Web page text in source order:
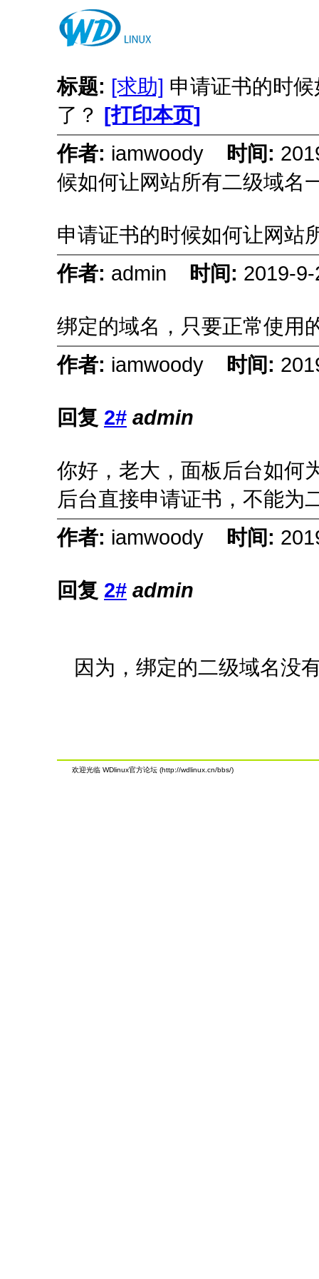
标题: [求助] 申请证书的时
了？ [打印本页]
作者: iamwoody 时间:
候如何让网站所有二级域名
申请证书的时候如何让网站
作者: admin 时间: 2019-
绑定的域名，只要正常使用
作者: iamwoody 时间:
回复 2# admin
你好，老大，面板后台如何
后台直接申请证书，不能为
作者: iamwoody 时间:
回复 2# admin
因为，绑定的二级域名没
欢迎光临 WDlinux官方论坛 (http://wdlinux.cn/bbs/)